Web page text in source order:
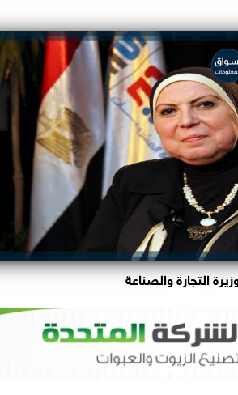
التجارة والصناعة